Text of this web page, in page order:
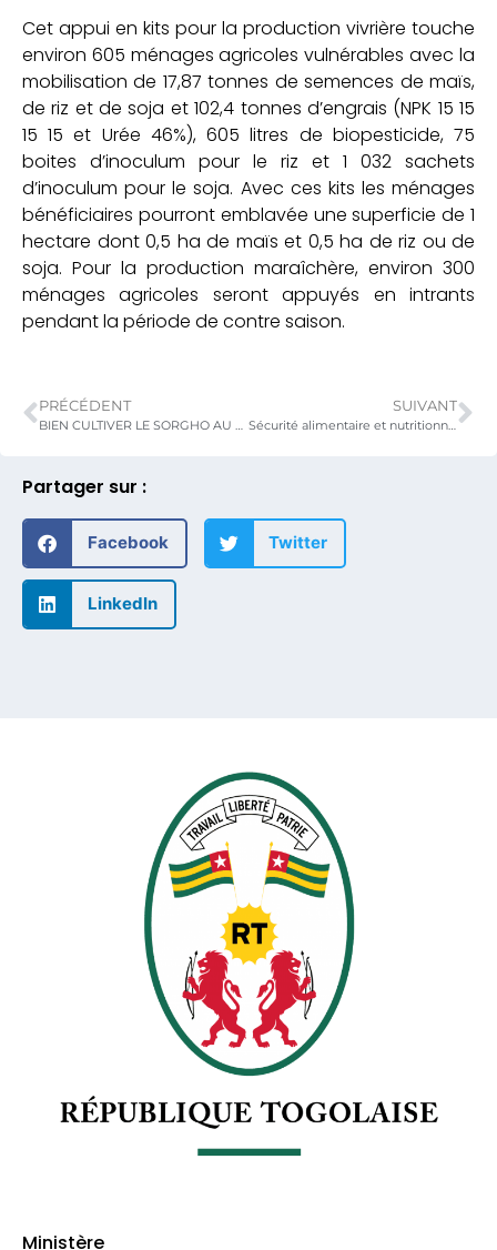
Partager sur :
Facebook Twitter
LinkedIn
Cet appui en kits pour la production vivrière touche
environ 605 ménages agricoles vulnérables avec la
mobilisation de 17,87 tonnes de semences de maïs,
de riz et de soja et 102,4 tonnes d’engrais (NPK 15 15
15 15 et Urée 46%), 605 litres de biopesticide, 75
boites d’inoculum pour le riz et 1 032 sachets
d’inoculum pour le soja. Avec ces kits les ménages
bénéficiaires pourront emblavée une superficie de 1
hectare dont 0,5 ha de maïs et 0,5 ha de riz ou de
soja. Pour la production maraîchère, environ 300
ménages agricoles seront appuyés en intrants
pendant la période de contre saison.
PRÉCÉDENT
BIEN CULTIVER LE SORGHO AU TOGO
SUIVANT
Sécurité alimentaire et nutritionnelle au Togo/ validation du manuel de procédures techniques, administratives, financières, comptables et de passation des marchés
Ministère